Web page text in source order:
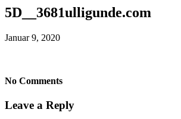
5D__3681ulligunde.com
Januar 9, 2020
No Comments
Leave a Reply